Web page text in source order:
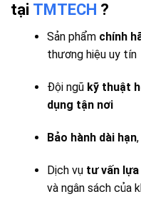
tại TMTECH ?
Sản phẩm chính
thương hiệu uy tín
Đội ngũ kỹ thuật
dụng tận nơi
Bảo hành dài hạn
Dịch vụ tư vấn
và ngân sách của